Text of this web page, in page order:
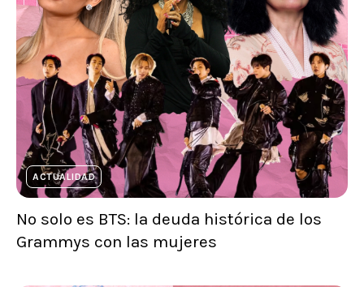
ACTUALIDAD
No solo es BTS: la deuda histórica de los
Grammys con las mujeres